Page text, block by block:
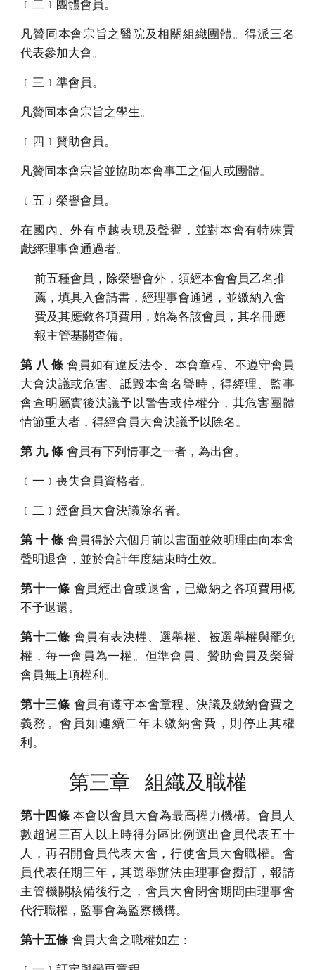
﹝二﹞團體會員。
凡贊同本會宗旨之醫院及相關組織團體。得派三名
代表參加大會。
﹝三﹞準會員。
凡贊同本會宗旨之學生。
﹝四﹞贊助會員。
凡贊同本會宗旨並協助本會事工之個人或團體。
﹝五﹞榮譽會員。
在國內、外有卓越表現及聲譽，並對本會有特殊貢
獻經理事會通過者。
前五種會員，除榮譽會外，須經本會會員乙名推
薦，填具入會請書，經理事會通過，並繳納入會
費及其應繳各項費用，始為各該會員，其名冊應
報主管基關查備。
第 八 條 會員如有違反法令、本會章程、不遵守會員
大會決議或危害、詆毀本會名譽時，得經理、監事
會查明屬實後決議予以警告或停權分，其危害團體
情節重大者，得經會員大會決議予以除名。
第 九 條 會員有下列情事之一者，為出會。
﹝一﹞喪失會員資格者。
﹝二﹞經會員大會決議除名者。
第 十 條 會員得於六個月前以書面並敘明理由向本會
聲明退會，並於會計年度結束時生效。
第十一條 會員經出會或退會，已繳納之各項費用概
不予退還。
第十二條 會員有表決權、選舉權、被選舉權與罷免
權，每一會員為一權。但準會員、贊助會員及榮譽
會員無上項權利。
第十三條 會員有遵守本會章程、決議及繳納會費之
義務。會員如連續二年未繳納會費，則停止其權
利。
第三章 組織及職權
第十四條 本會以會員大會為最高權力機構。會員人
數超過三百人以上時得分區比例選出會員代表五十
人，再召開會員代表大會，行使會員大會職權。會
員代表任期三年，其選舉辦法由理事會擬訂，報請
主管機關核備後行之，會員大會閉會期間由理事會
代行職權，監事會為監察機構。
第十五條 會員大會之職權如左：